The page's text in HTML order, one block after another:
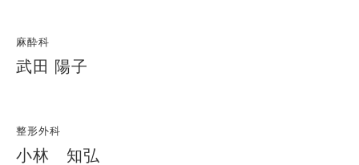
麻酔科
武田 陽子
整形外科
小林 知弘